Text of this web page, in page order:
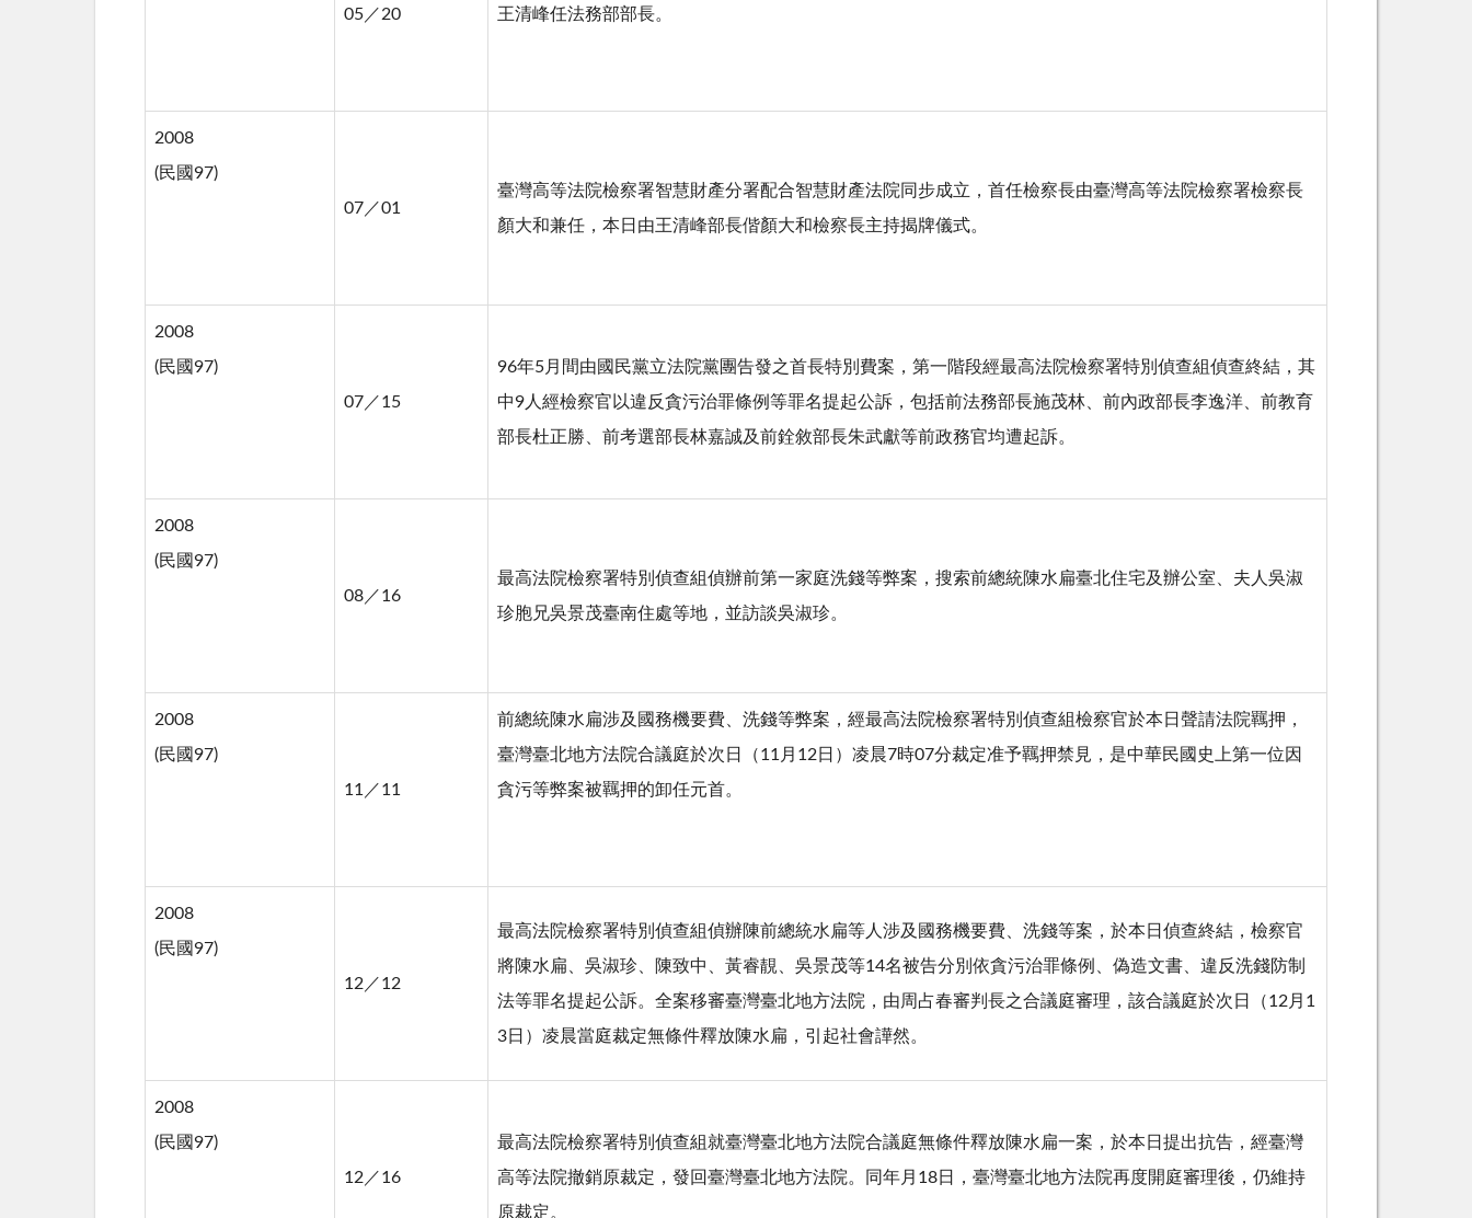
05／20
王清峰任法務部部長。
2008
(民國97)
07／01
臺灣高等法院檢察署智慧財產分署配合智慧財產法院同步成立，首任檢察長由臺灣高等法院檢察署檢察長
顏大和兼任，本日由王清峰部長偕顏大和檢察長主持揭牌儀式。
2008
(民國97)
07／15
96年5月間由國民黨立法院黨團告發之首長特別費案，第一階段經最高法院檢察署特別偵查組偵查終結，其
中9人經檢察官以違反貪污治罪條例等罪名提起公訴，包括前法務部長施茂林、前內政部長李逸洋、前教育
部長杜正勝、前考選部長林嘉誠及前銓敘部長朱武獻等前政務官均遭起訴。
2008
(民國97)
08／16
最高法院檢察署特別偵查組偵辦前第一家庭洗錢等弊案，搜索前總統陳水扁臺北住宅及辦公室、夫人吳淑
珍胞兄吳景茂臺南住處等地，並訪談吳淑珍。
2008
(民國97)
11／11
前總統陳水扁涉及國務機要費、洗錢等弊案，經最高法院檢察署特別偵查組檢察官於本日聲請法院羈押，
臺灣臺北地方法院合議庭於次日（11月12日）凌晨7時07分裁定准予羈押禁見，是中華民國史上第一位因
貪污等弊案被羈押的卸任元首。
2008
(民國97)
12／12
最高法院檢察署特別偵查組偵辦陳前總統水扁等人涉及國務機要費、洗錢等案，於本日偵查終結，檢察官
將陳水扁、吳淑珍、陳致中、黃睿靚、吳景茂等14名被告分別依貪污治罪條例、偽造文書、違反洗錢防制
法等罪名提起公訴。全案移審臺灣臺北地方法院，由周占春審判長之合議庭審理，該合議庭於次日（12月1
3日）凌晨當庭裁定無條件釋放陳水扁，引起社會譁然。
2008
(民國97)
12／16
最高法院檢察署特別偵查組就臺灣臺北地方法院合議庭無條件釋放陳水扁一案，於本日提出抗告，經臺灣
高等法院撤銷原裁定，發回臺灣臺北地方法院。同年月18日，臺灣臺北地方法院再度開庭審理後，仍維持
原裁定。